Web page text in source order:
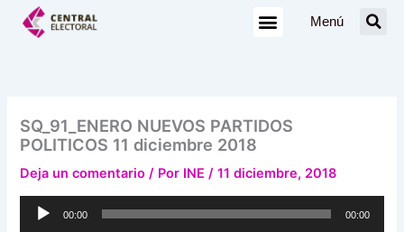
Menú
SQ_91_ENERO NUEVOS PARTIDOS
POLITICOS 11 diciembre 2018
Deja un comentario / Por INE/11 diciembre, 2018
Reproductor
00:00 00:00